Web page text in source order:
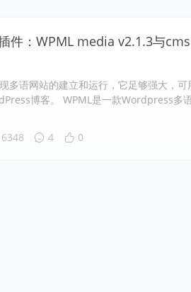
件：WPML media v2.1.3与
多语网站的建立和运行，它足够强大，可
博客。 WPML是一款Wordpress多
6348 4 0